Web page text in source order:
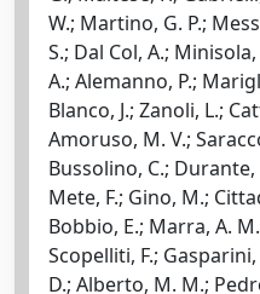
W.; Martino, G. P.;
S.; Dal Col, A.;
A.; Alemanno, P.;
Blanco, J.; Zanoli, L.;
Amoruso, M. V.;
Bussolino, C.; Durante,
Mete, F.; Gino, M.;
Bobbio, E.; Marra, A.
Scopelliti, F.; Gasparini,
D.; Alberto, M. M.;